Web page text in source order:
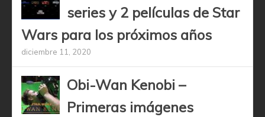
series y 2 películas de Star
Wars para los próximos años
diciembre 11, 2020
Obi-Wan Kenobi –
Primeras imágenes